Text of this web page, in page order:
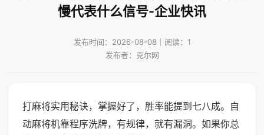
慢代表什么信号-企业快讯
发布时间：2026-08-08｜阅读：1
发布者：克尔网
打麻将实用秘诀，掌握好了，胜率能提到七八成。自
动麻将机靠程序洗牌，有规律，就有漏洞。如果你总